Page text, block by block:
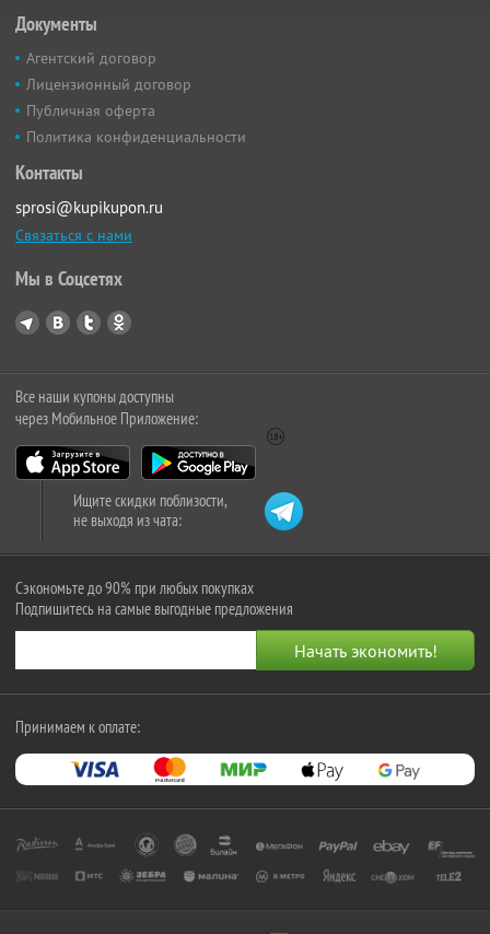
Документы
Агентский договор
Лицензионный договор
Публичная оферта
Политика конфиденциальности
Контакты
sprosi@kupikupon.ru
Связаться с нами
Мы в Соцсетях
Все наши купоны доступны
через Мобильное Приложение:
Ищите скидки поблизости,
не выходя из чата:
Сэкономьте до 90% при любых покупках
Подпишитесь на самые выгодные предложения
Принимаем к оплате: